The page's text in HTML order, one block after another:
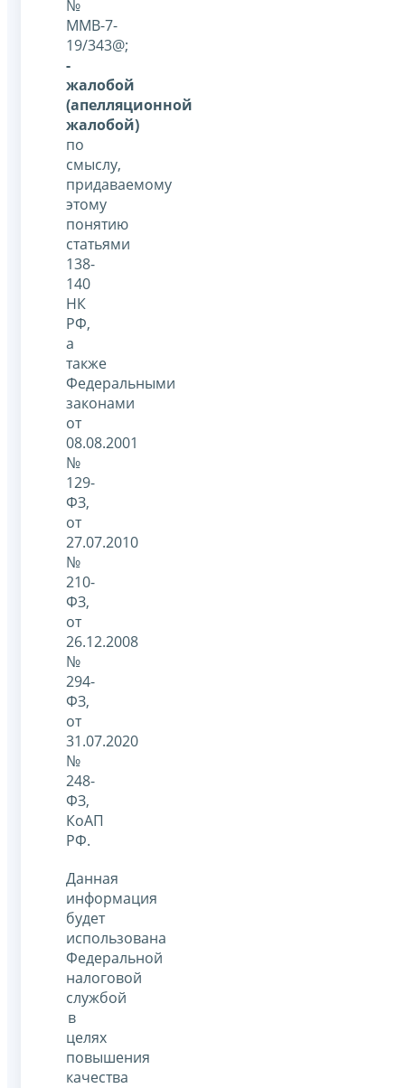
№
ММВ-7-
19/343@;
-
жалобой
(апелляционной
жалобой)
по
смыслу,
придаваемому
этому
понятию
статьями
138-
140
НК
РФ,
а
также
Федеральными
законами
от
08.08.2001
№
129-
ФЗ,
от
27.07.2010
№
210-
ФЗ,
от
26.12.2008
№
294-
ФЗ,
от
31.07.2020
№
248-
ФЗ,
КоАП
РФ.
Данная
информация
будет
использована
Федеральной
налоговой
службой
в
целях
повышения
качества